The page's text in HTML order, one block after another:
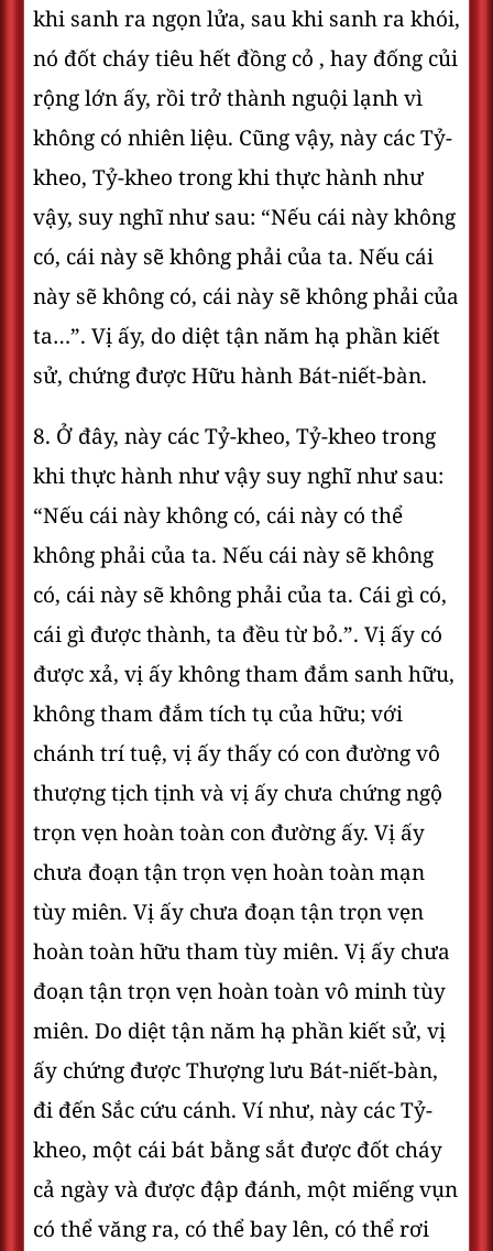
khi sanh ra ngọn lửa, sau khi sanh ra khói,
nó đốt cháy tiêu hết đồng cỏ , hay đống củi
rộng lớn ấy, rồi trở thành nguội lạnh vì
không có nhiên liệu. Cũng vậy, này các Tỷ-
kheo, Tỷ-kheo trong khi thực hành như
vậy, suy nghĩ như sau: “Nếu cái này không
có, cái này sẽ không phải của ta. Nếu cái
này sẽ không có, cái này sẽ không phải của
ta…”. Vị ấy, do diệt tận năm hạ phần kiết
sử, chứng được Hữu hành Bát-niết-bàn.
8. Ở đây, này các Tỷ-kheo, Tỷ-kheo trong
khi thực hành như vậy suy nghĩ như sau:
“Nếu cái này không có, cái này có thể
không phải của ta. Nếu cái này sẽ không
có, cái này sẽ không phải của ta. Cái gì có,
cái gì được thành, ta đều từ bỏ.”. Vị ấy có
được xả, vị ấy không tham đắm sanh hữu,
không tham đắm tích tụ của hữu; với
chánh trí tuệ, vị ấy thấy có con đường vô
thượng tịch tịnh và vị ấy chưa chứng ngộ
trọn vẹn hoàn toàn con đường ấy. Vị ấy
chưa đoạn tận trọn vẹn hoàn toàn mạn
tùy miên. Vị ấy chưa đoạn tận trọn vẹn
hoàn toàn hữu tham tùy miên. Vị ấy chưa
đoạn tận trọn vẹn hoàn toàn vô minh tùy
miên. Do diệt tận năm hạ phần kiết sử, vị
ấy chứng được Thượng lưu Bát-niết-bàn,
đi đến Sắc cứu cánh. Ví như, này các Tỷ-
kheo, một cái bát bằng sắt được đốt cháy
cả ngày và được đập đánh, một miếng vụn
có thể văng ra, có thể bay lên, có thể rơi